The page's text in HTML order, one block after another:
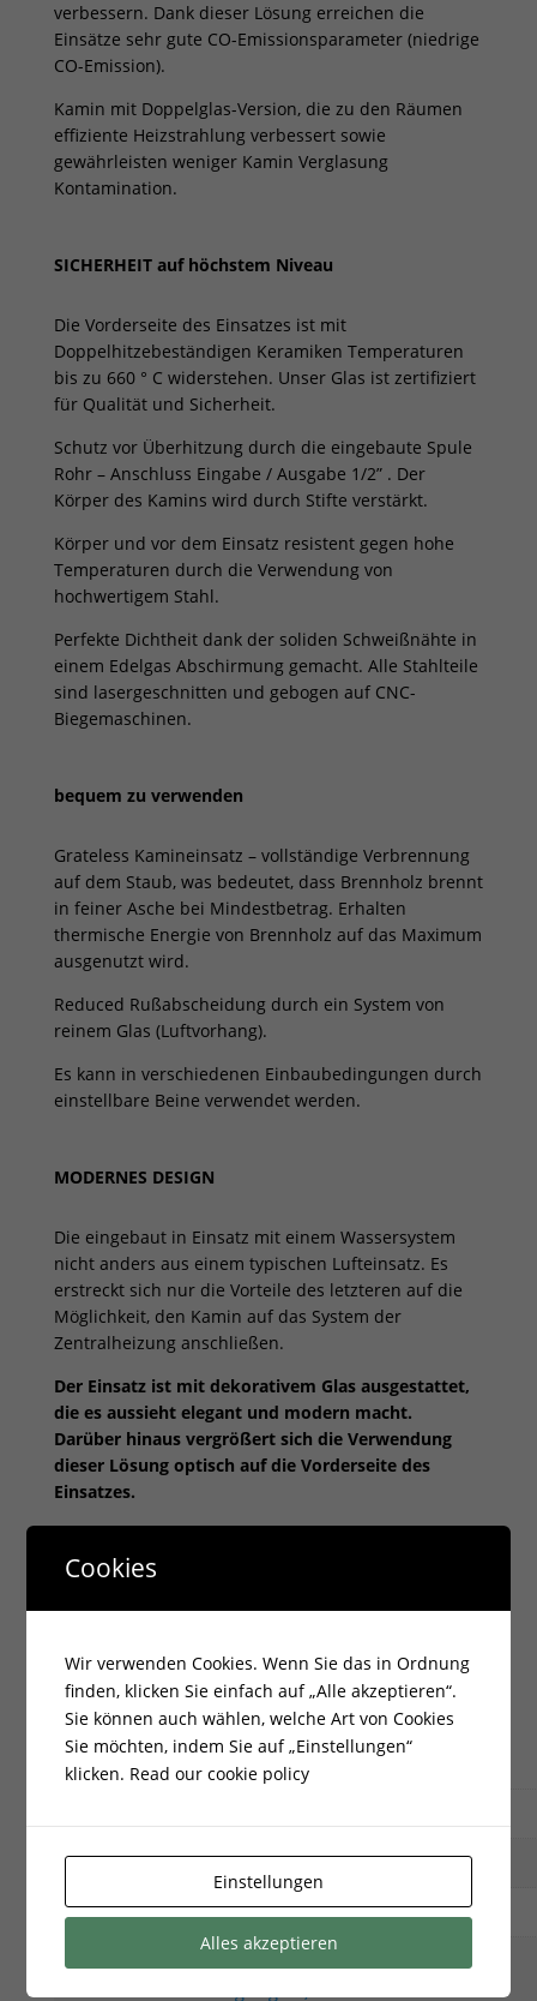
verbessern. Dank dieser Lösung erreichen die
Einsätze sehr gute CO-Emissionsparameter (niedrige
CO-Emission).
Kamin mit Doppelglas-Version, die zu den Räumen
effiziente Heizstrahlung verbessert sowie
gewährleisten weniger Kamin Verglasung
Kontamination.
SICHERHEIT auf höchstem Niveau
Die Vorderseite des Einsatzes ist mit
Doppelhitzebeständigen Keramiken Temperaturen
bis zu 660 ° C widerstehen. Unser Glas ist zertifiziert
für Qualität und Sicherheit.
Schutz vor Überhitzung durch die eingebaute Spule
Rohr – Anschluss Eingabe / Ausgabe 1/2” . Der
Körper des Kamins wird durch Stifte verstärkt.
Körper und vor dem Einsatz resistent gegen hohe
Temperaturen durch die Verwendung von
hochwertigem Stahl.
Perfekte Dichtheit dank der soliden Schweißnähte in
einem Edelgas Abschirmung gemacht. Alle Stahlteile
sind lasergeschnitten und gebogen auf CNC-
Biegemaschinen.
bequem zu verwenden
Grateless Kamineinsatz – vollständige Verbrennung
auf dem Staub, was bedeutet, dass Brennholz brennt
in feiner Asche bei Mindestbetrag. Erhalten
thermische Energie von Brennholz auf das Maximum
ausgenutzt wird.
Reduced Rußabscheidung durch ein System von
reinem Glas (Luftvorhang).
Es kann in verschiedenen Einbaubedingungen durch
einstellbare Beine verwendet werden.
MODERNES DESIGN
Die eingebaut in Einsatz mit einem Wassersystem
nicht anders aus einem typischen Lufteinsatz. Es
erstreckt sich nur die Vorteile des letzteren auf die
Möglichkeit, den Kamin auf das System der
Zentralheizung anschließen.
Der Einsatz ist mit dekorativem Glas ausgestattet,
die es aussieht elegant und modern macht.
Darüber hinaus vergrößert sich die Verwendung
dieser Lösung optisch auf die Vorderseite des
Einsatzes.
Der Einsatz mit einem eleganten und komfortablen
Griff ausgestattet ist.
Zusätzliche Informationen
EAN:
5901350006399
Energieklasse:
Aundefined
Zertifikat:
Ökodesign,zur Rekuperation
Cookies
Wir verwenden Cookies. Wenn Sie das in Ordnung
finden, klicken Sie einfach auf „Alle akzeptieren“.
Sie können auch wählen, welche Art von Cookies
Sie möchten, indem Sie auf „Einstellungen“
klicken. Read our cookie policy
Einstellungen
Alles akzeptieren